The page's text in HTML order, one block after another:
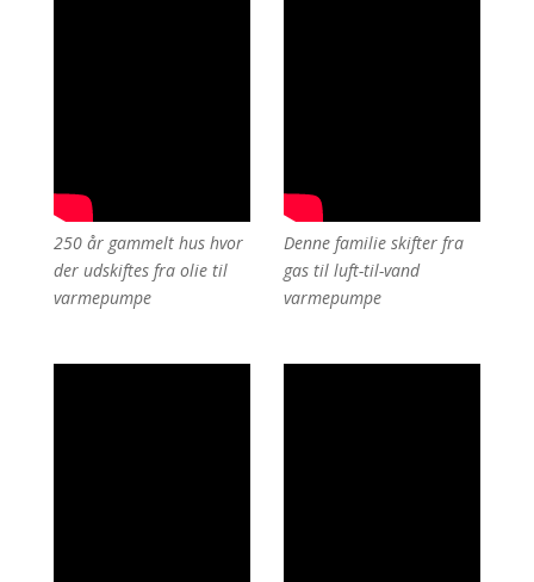
250 år gammelt hus hvor
der udskiftes fra olie til
varmepumpe
Denne familie skifter fra
gas til luft-til-vand
varmepumpe